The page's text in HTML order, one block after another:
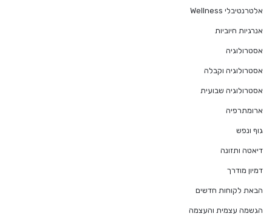
אלטרנטיבלי Wellness
אנרגיות חיוביות
אסטרולוגיה
אסטרולוגיה וקבלה
אסטרולוגיה שבועית
ארומתרפיה
גוף ונפש
דיאטה ותזונה
דמיון מודרך
הבאת לקוחות חדשים
הגשמה עצמית והעצמה